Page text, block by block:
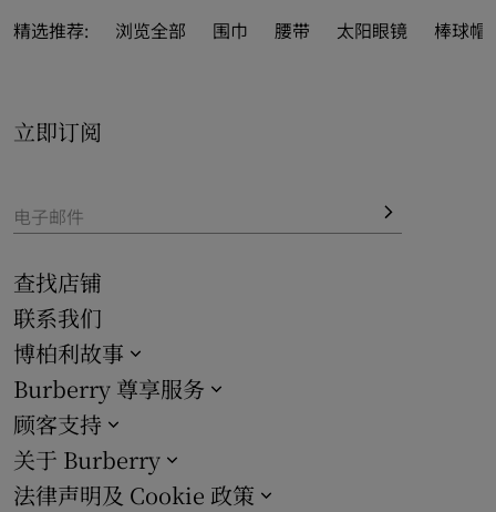
精彩图案，尽展品牌格调之姿。亦涵括鲜尚新季设计，巧妙
作为精美礼品
精选推荐: 浏览全部 围巾 腰带 太阳眼镜 棒球帽
立即订阅
电子邮件
查找店铺
联系我们
博柏利故事
Burberry 尊享服务
顾客支持
关于 Burberry
法律声明及 Cookie 政策